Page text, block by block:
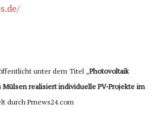
unter dem Titel „Photovoltaik
Mülsen realisiert individuelle PV-Projekte im
durch Prnews24.com